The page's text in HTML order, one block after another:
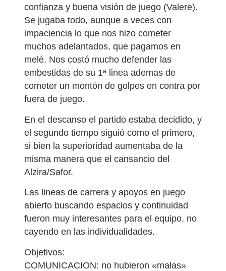
confianza y buena visión de juego (Valere).
Se jugaba todo, aunque a veces con
impaciencia lo que nos hizo cometer
muchos adelantados, que pagamos en
melé. Nos costó mucho defender las
embestidas de su 1ª linea ademas de
cometer un montón de golpes en contra por
fuera de juego.
En el descanso el partido estaba decidido, y
el segundo tiempo siguió como el primero,
si bien la superioridad aumentaba de la
misma manera que el cansancio del
Alzira/Safor.
Las lineas de carrera y apoyos en juego
abierto buscando espacios y continuidad
fueron muy interesantes para el equipo, no
cayendo en las individualidades.
Objetivos:
COMUNICACION: no hubieron «malas»